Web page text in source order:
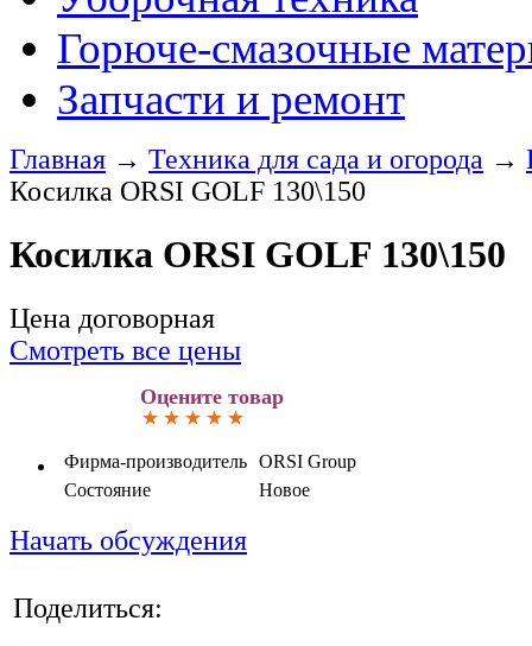
Горюче-смазочные
Запчасти и ремонт
Главная → Техника для сада и огорода →
Косилка ORSI GOLF 130\150
Косилка ORSI GOLF 130\150
Цена договорная
Смотреть все цены
Оцените товар
Фирма-производитель ORSI Group
Состояние
Новое
Начать обсуждения
Поделиться: